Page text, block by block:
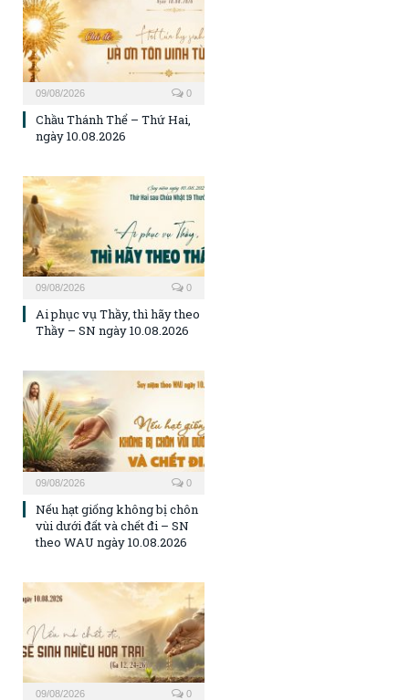
09/08/2026 0
Chầu Thánh Thể – Thứ Hai,
ngày 10.08.2026
09/08/2026 0
Ai phục vụ Thầy, thì hãy theo
Thầy – SN ngày 10.08.2026
09/08/2026 0
Nếu hạt giống không bị chôn
vùi dưới đất và chết đi – SN
theo WAU ngày 10.08.2026
09/08/2026 0